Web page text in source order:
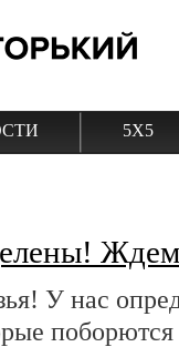
5Х5
У нас